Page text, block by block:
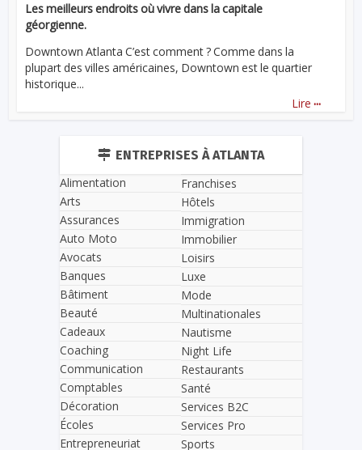
Les meilleurs endroits où vivre dans la capitale
géorgienne.
Downtown Atlanta C’est comment ? Comme dans la
plupart des villes américaines, Downtown est le quartier
historique...
Lire ...
ENTREPRISES À ATLANTA
Alimentation
Arts
Assurances
Auto Moto
Avocats
Banques
Bâtiment
Beauté
Cadeaux
Coaching
Communication
Comptables
Décoration
Écoles
Entrepreneuriat
Franchises
Hôtels
Immigration
Immobilier
Loisirs
Luxe
Mode
Multinationales
Nautisme
Night Life
Restaurants
Santé
Services B2C
Services Pro
Sports